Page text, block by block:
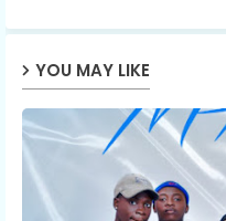
YOU MAY LIKE